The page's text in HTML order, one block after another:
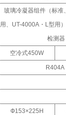
玻璃冷凝器组件（标准
用、UT-4000A・L型用
检测器
空冷式450W
R404A
Ф153×225H